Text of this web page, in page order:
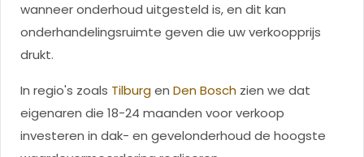
wanneer onderhoud uitgesteld is, en dit kan
onderhandelingsruimte geven die uw verkoopprijs
drukt.
In regio's zoals Tilburgen Den Bosch zien we dat
eigenaren die 18-24 maanden voor verkoop
investeren in dak- en gevelonderhoud de hoogste